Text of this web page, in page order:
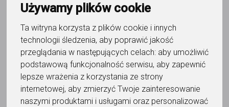
Używamy plików cookie
Ta witryna korzysta z plików cookie i innych
technologii śledzenia, aby poprawić jakość
przeglądania w następujących celach: aby umożliwić
podstawową funkcjonalność serwisu, aby zapewnić
lepsze wrażenia z korzystania ze strony
internetowej, aby zmierzyć Twoje zainteresowanie
naszymi produktami i usługami oraz personalizować
Morgan